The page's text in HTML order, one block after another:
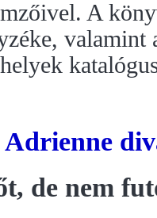
A
valamint
de nem